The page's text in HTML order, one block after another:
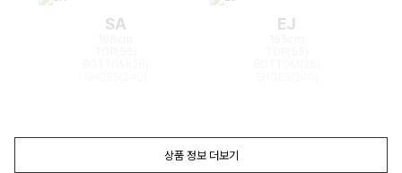
SA EJ
상품 정보 더보기